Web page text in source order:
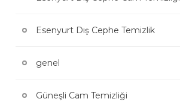
Esenyurt Dış Cephe Temizlik
genel
Güneşli Cam Temizliği